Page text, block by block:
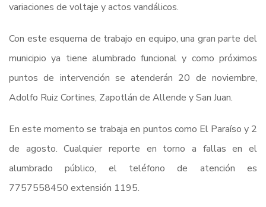
variaciones de voltaje y actos vandálicos.
Con este esquema de trabajo en equipo, una gran parte del
municipio ya tiene alumbrado funcional y como próximos
puntos de intervención se atenderán 20 de noviembre,
Adolfo Ruiz Cortines, Zapotlán de Allende y San Juan.
En este momento se trabaja en puntos como El Paraíso y 2
de agosto. Cualquier reporte en torno a fallas en el
alumbrado público, el teléfono de atención es
7757558450 extensión 1195.